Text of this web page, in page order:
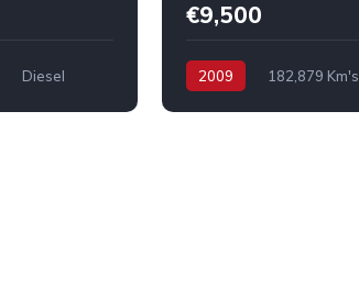
Diesel
€9,500
2009 182,879 Km's